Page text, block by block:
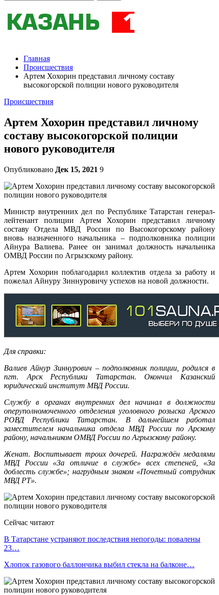
Главная
Происшествия
Артем Хохорин представил личному составу
высокогорской полиции нового руководителя
Происшествия
Артем Хохорин представил личному
составу высокогорской полиции
нового руководителя
Опубликовано Дек 15, 2021 9
Министр внутренних дел по Республике Татарстан генерал-
лейтенант полиции Артем Хохорин представил личному
составу Отдела МВД России по Высокогорскому району
вновь назначенного начальника – подполковника полиции
Айнура Валиева. Ранее он занимал должность начальника
ОМВД России по Агрызскому району.
Артем Хохорин поблагодарил коллектив отдела за работу и
пожелал Айнуру Зиннуровичу успехов на новой должности.
Для справки:
Валиев Айнур Зиннурович –подполковник полиции, родился в
пгт. Арск Республики Татарстан.Окончил Казанский
юридический институт МВД России.
Службу в органах внутренних дел начинал в должности
оперуполномоченного отделения уголовного розыска Арского
РОВД Республики Татарстан. В дальнейшем работал
заместителем начальника отдела МВД России по Арскому
району, начальником ОМВД России по Агрызскому району.
Женат. Воспитывает троих дочерей. Награждён медалями
МВД России «За отличие в службе» всех степеней, «За
доблесть службе»; нагрудным знаком «Почетный сотрудник
МВД РТ».
Сейчас читают
В Татарстане устраняют последствия непогоды: повалены
23…
Хлопок газового баллончика выбил стекла на балконе…